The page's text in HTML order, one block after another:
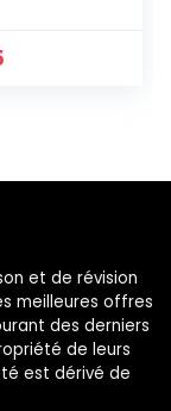
et de révision
meilleures offres
des derniers
de leurs
est dérivé de